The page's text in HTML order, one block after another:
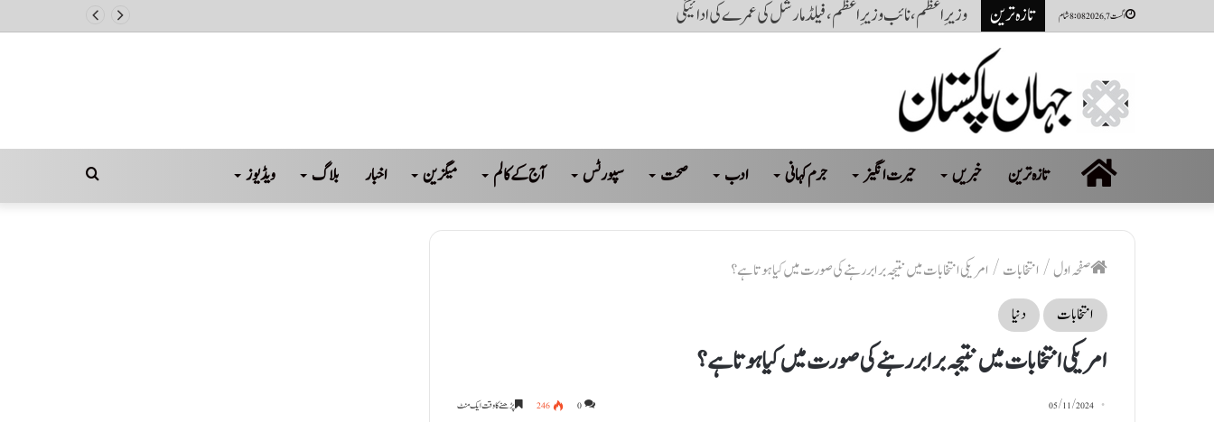
اگست 7, 2026 8:08 شام تازہ ترین ایران جنگ جلد ختم اور آبنائے ہرمز کھل جائے گی: ٹرمپ کا دعویٰ
صفحہ
اول
تازہ ترین خبریں حیرت انگیز جرم کہانی ادب صحت سپورٹس آج کے کالم میگزین اخبار بلاگ ویڈیوز Search
صفحہ اول / انتخابات / امریکی انتخابات میں نتیجہ برابر رہنے کی صورت میں کیا ہوتا ہے ؟
انتخابات
دنیا
امریکی انتخابات میں نتیجہ برابر رہنے کی صورت میں کیا ہوتا ہے ؟
05/11/2024
0
246 پڑھنے کا وقت ایک منٹ